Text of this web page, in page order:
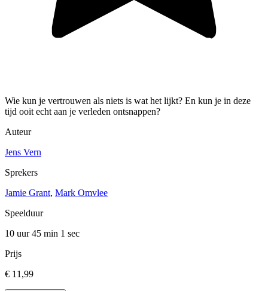
Wie kun je vertrouwen als niets is wat het lijkt? En kun je in deze
tijd ooit echt aan je verleden ontsnappen?
Auteur
Jens Vern
Sprekers
Jamie Grant, Mark Omvlee
Speelduur
10 uur 45 min 1 sec
Prijs
€ 11,99